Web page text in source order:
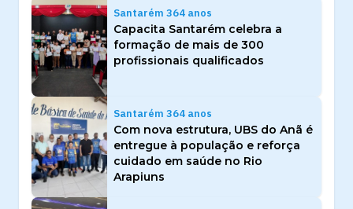
Santarém 364 anos
Capacita Santarém celebra a
formação de mais de 300
profissionais qualificados
Santarém 364 anos
Com nova estrutura, UBS do Anã é
entregue à população e reforça
cuidado em saúde no Rio
Arapiuns